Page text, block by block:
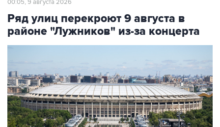
00:05, 9 августа 2026
Ряд улиц перекроют 9 августа в
районе "Лужников" из-за концерта